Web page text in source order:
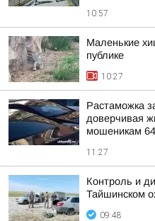
10:57
Маленькие
публике
10:27
Растаможка
доверчивая
мошеникам
11:27
Контроль и
Тайшинском
09:48